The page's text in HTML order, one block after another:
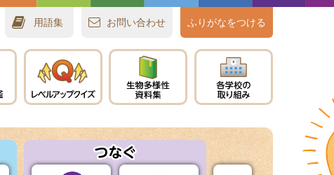
用語集 お問い合わせ ふりがなをつける